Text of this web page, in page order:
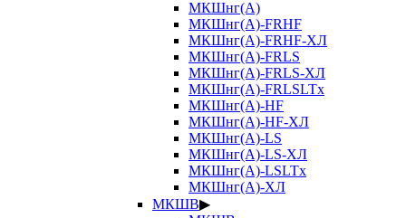
МКШнг(А)
МКШнг(А)-FRHF
МКШнг(А)-FRHF-ХЛ
МКШнг(А)-FRLS
МКШнг(А)-FRLS-ХЛ
МКШнг(А)-FRLSLTx
МКШнг(А)-HF
МКШнг(А)-HF-ХЛ
МКШнг(А)-LS
МКШнг(А)-LS-ХЛ
МКШнг(А)-LSLTx
МКШнг(А)-ХЛ
МКШВ▶